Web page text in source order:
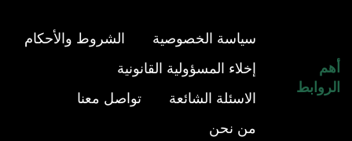
أهم
الروابط
سياسة الخصوصية
الشروط والأحكام
إخلاء المسؤولية القانونية
الاسئلة الشائعة
تواصل معنا
من نحن